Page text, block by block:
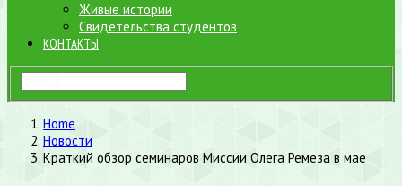
Живые истории
Свидетельства студентов
КОНТАКТЫ
Home
Новости
Краткий обзор семинаров Миссии Олега Ремеза в мае